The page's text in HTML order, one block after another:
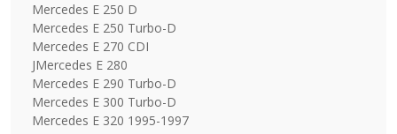
Mercedes E 250 D
Mercedes E 250 Turbo-D
Mercedes E 270 CDI
JMercedes E 280
Mercedes E 290 Turbo-D
Mercedes E 300 Turbo-D
Mercedes E 320 1995-1997